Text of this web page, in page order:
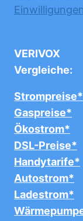
VERIVOX
Vergleiche:
Strompreise*
Gaspreise*
Ökostrom*
DSL-Preise*
Handytarife*
Autostrom*
Ladestrom*